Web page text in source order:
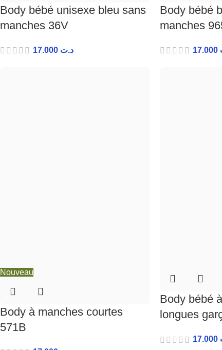
Body bébé unisexe bleu sans
manches 36V
د.ت
Body bébé
manches
17.000
Nouveau
Body à manches courtes
571B
Body bébé
longues
17.000